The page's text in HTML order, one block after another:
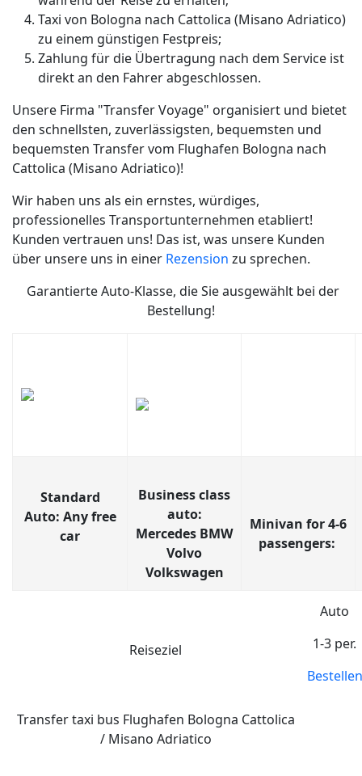
Taxi von Bologna nach Cattolica (Misano Adriatico)
zu einem günstigen Festpreis;
Zahlung für die Übertragung nach dem Service ist
direkt an den Fahrer abgeschlossen.
Unsere Firma "Transfer Voyage" organisiert und bietet
den schnellsten, zuverlässigsten, bequemsten und
bequemsten Transfer vom Flughafen Bologna nach
Cattolica (Misano Adriatico)!
Wir haben uns als ein ernstes, würdiges,
professionelles Transportunternehmen etabliert!
Kunden vertrauen uns! Das ist, was unsere Kunden
über unsere uns in einer Rezension zu sprechen.
Garantierte Auto-Klasse, die Sie ausgewählt bei der
Bestellung!
Standard
Auto: Any free
car
Business class
auto:
Mercedes BMW
Volvo
Volkswagen
Minivan for 4-6
passengers:
Reiseziel
Auto
1-3 per.
Bestellen
Transfer taxi bus Flughafen Bologna Cattolica
/ Misano Adriatico